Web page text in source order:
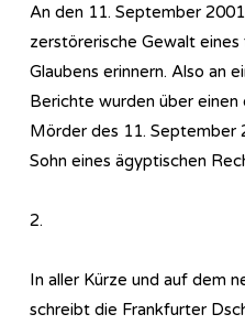
An den 11. September
zerstörerische Gewalt
Glaubens erinnern. Also an
Berichte wurden über
Mörder des 11. September
Sohn eines ägyptischen
2.
In aller Kürze und auf dem
schreibt die Frankfurter